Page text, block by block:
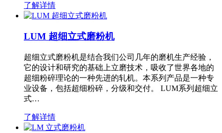
了解详情
LUM 超细立式磨粉机
超细立式磨粉机是结合我们公司几年的磨机生产经验，
它的设计和研究的基础上立磨技术，吸收了世界各地的
超细粉碎理论的一种先进的轧机。本系列产品是一种专
业设备，包括超细粉碎，分级和交付。 LUM系列超细立
式…
了解详情